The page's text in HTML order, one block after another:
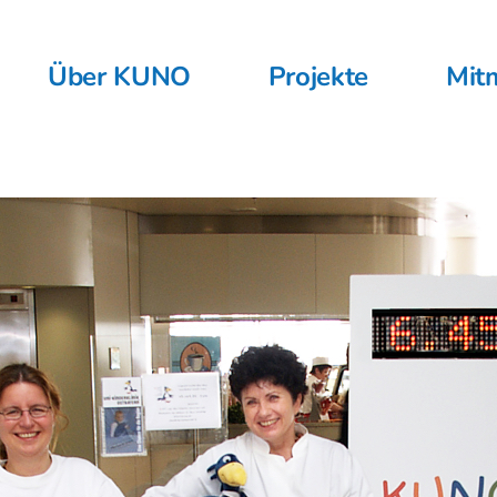
Über KUNO Projekte